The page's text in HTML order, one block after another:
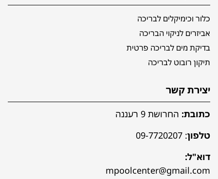
כלור וכימיקלים לבריכה
אביזרים לניקוי הבריכה
בדיקת מים לבריכה פרטית
תיקון רובוט לבריכה
יצירת קשר
כתובת: החרושת 9 רעננה
טלפון:
09-7720207
דוא"ל:
mpoolcenter@gmail.com